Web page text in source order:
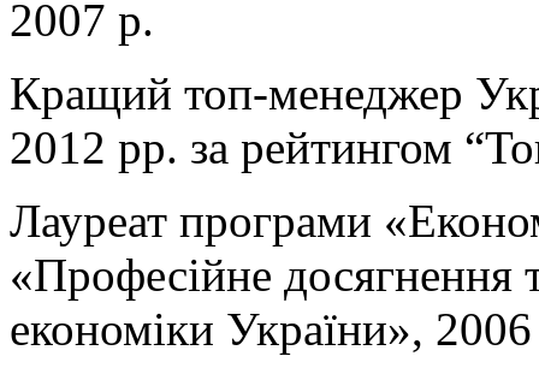
2007 р.
Кращий топ-менеджер
2012 рр. за рейтингом
Лауреат програми
«Професійне досягнення
економіки України»,